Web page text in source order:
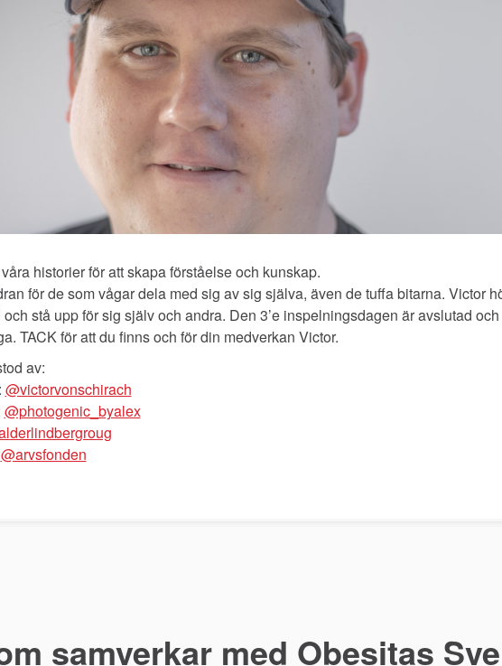
historier för att skapa förståelse och kunskap.
för de som vågar dela med sig av sig själva, även de tuffa bitarna. Victor
stå upp för sig själv och andra. Den 3’e inspelningsdagen är avslutad
TACK för att du finns och för din medverkan Victor.
av:
@victorvonschirach
@photogenic_byalex
@arvsfonden
samverkar med Obesitas